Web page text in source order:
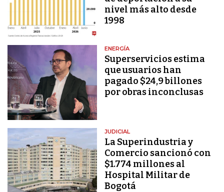
nivel más alto desde
1998
ENERGÍA
Superservicios estima
que usuarios han
pagado $24,9 billones
por obras inconclusas
JUDICIAL
La Superindustria y
Comercio sancionó con
$1.774 millones al
Hospital Militar de
Bogotá